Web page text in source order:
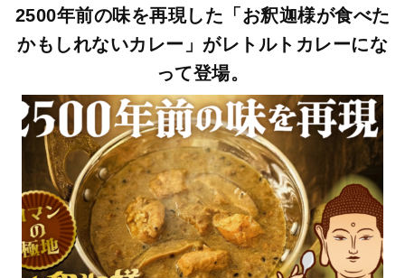
2500年前の味を再現した「お釈迦様が食べた
かもしれないカレー」がレトルトカレーにな
って登場。